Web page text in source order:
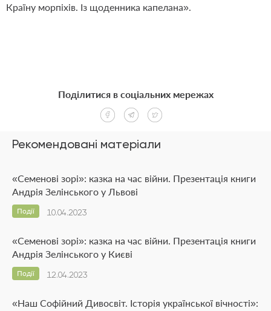
Країну морпіхів. Із щоденника капелана».
Рекомендовані матеріали
«Семенові зорі»: казка на час війни. Презентація книги
Андрія Зелінського у Львові
10.04.2023
Події
«Семенові зорі»: казка на час війни. Презентація книги
Андрія Зелінського у Києві
12.04.2023
Події
«Наш Софійний Дивосвіт. Історія української вічності»:
Поділитися в соціальних мережах